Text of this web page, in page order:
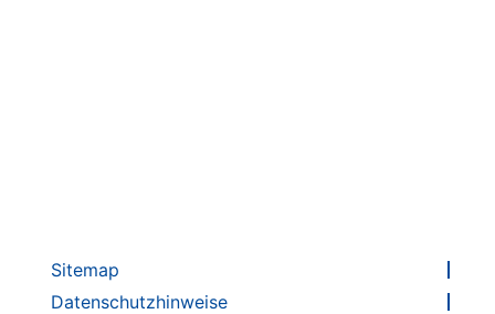
Sitemap
Datenschutzhinweise